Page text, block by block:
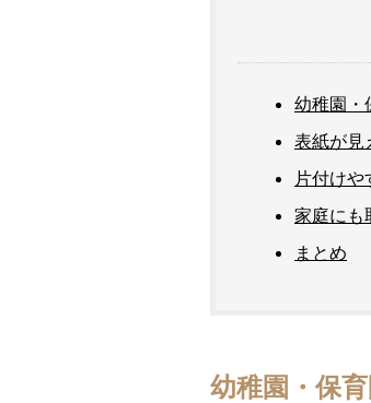
幼稚園・
表紙が見
片付けや
家庭にも
まとめ
幼稚園・保